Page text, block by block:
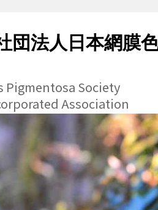
団法人日本網膜
Pigmentosa Society
Association